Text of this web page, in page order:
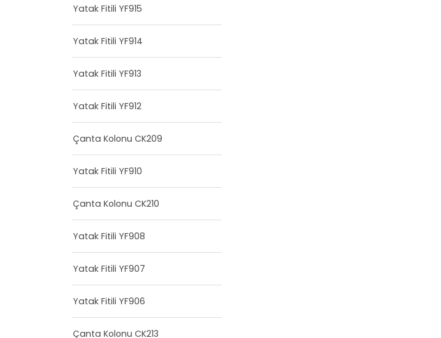
Yatak Fitili YF915
Yatak Fitili YF914
Yatak Fitili YF913
Yatak Fitili YF912
Çanta Kolonu CK209
Yatak Fitili YF910
Çanta Kolonu CK210
Yatak Fitili YF908
Yatak Fitili YF907
Yatak Fitili YF906
Çanta Kolonu CK213